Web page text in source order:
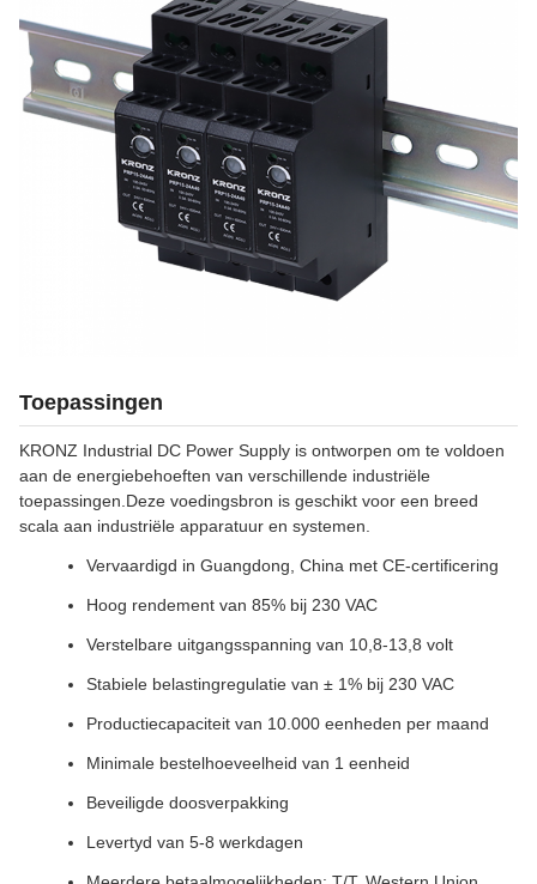
Toepassingen
KRONZ Industrial DC Power Supply is ontworpen om te voldoen
aan de energiebehoeften van verschillende industriële
toepassingen.Deze voedingsbron is geschikt voor een breed
scala aan industriële apparatuur en systemen.
Vervaardigd in Guangdong, China met CE-certificering
Hoog rendement van 85% bij 230 VAC
Verstelbare uitgangsspanning van 10,8-13,8 volt
Stabiele belastingregulatie van ± 1% bij 230 VAC
Productiecapaciteit van 10.000 eenheden per maand
Minimale bestelhoeveelheid van 1 eenheid
Beveiligde doosverpakking
Levertyd van 5-8 werkdagen